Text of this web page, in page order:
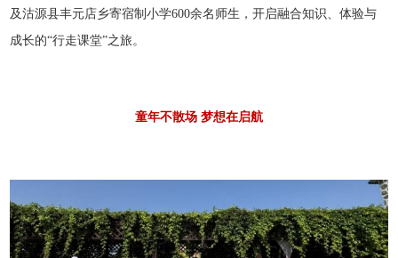
及沽源县丰元店乡寄宿制小学600余名师生，开启融合知识、体验与
成长的“行走课堂”之旅。
童年不散场 梦想在启航